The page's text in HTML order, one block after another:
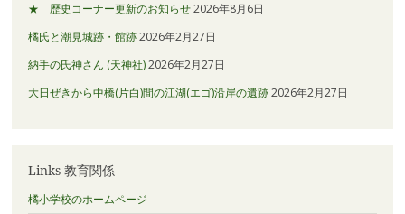
★ 歴史コーナー更新のお知らせ2026年8月6日
橘氏と潮見城跡・館跡2026年2月27日
納手の氏神さん (天神社)2026年2月27日
大日ぜきから中橋(片白)間の江湖(エゴ)沿岸の遺跡2026年2月27日
Links 教育関係
橘小学校のホームページ